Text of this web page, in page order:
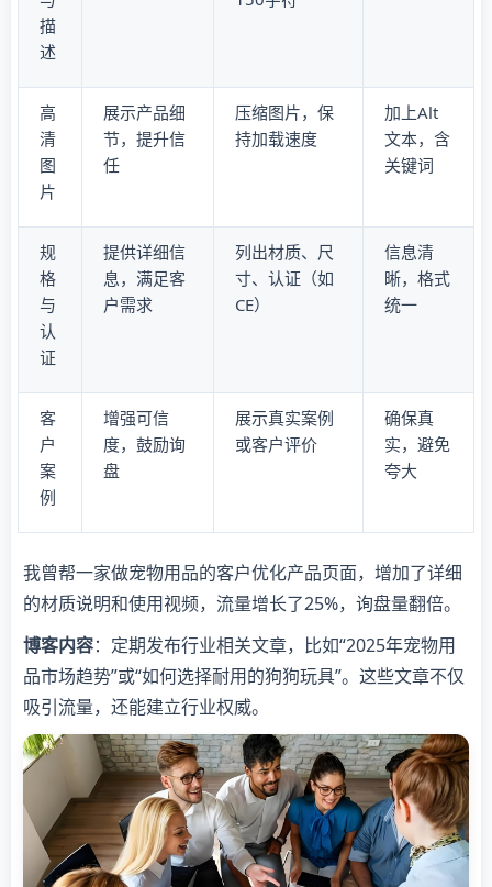
描
述
高
清
图
片
展示产品细
节，提升信
任
压缩图片，保
持加载速度
加上Alt
文本，含
关键词
规
格
与
认
证
提供详细信
息，满足客
户需求
列出材质、尺
寸、认证（如
CE）
信息清
晰，格式
统一
客
户
案
例
增强可信
度，鼓励询
盘
展示真实案例
或客户评价
确保真
实，避免
夸大
我曾帮一家做宠物用品的客户优化产品页面，增加了详细
的材质说明和使用视频，流量增长了25%，询盘量翻倍。
博客内容：定期发布行业相关文章，比如“2025年宠物用
品市场趋势”或“如何选择耐用的狗狗玩具”。这些文章不仅
吸引流量，还能建立行业权威。